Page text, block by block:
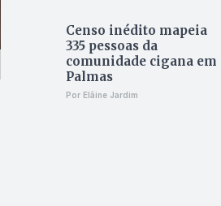
Censo inédito mapeia
335 pessoas da
comunidade cigana em
Palmas
Por Elâine Jardim